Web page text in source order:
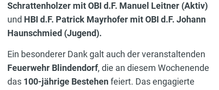
Schrattenholzer mit OBI d.F. Manuel Leitner (Aktiv)
und HBI d.F. Patrick Mayrhofer mit OBI d.F. Johann
Haunschmied (Jugend).
Ein besonderer Dank galt auch der veranstaltenden
Feuerwehr Blindendorf, die an diesem Wochenende
das 100-jährige Bestehenfeiert. Das engagierte